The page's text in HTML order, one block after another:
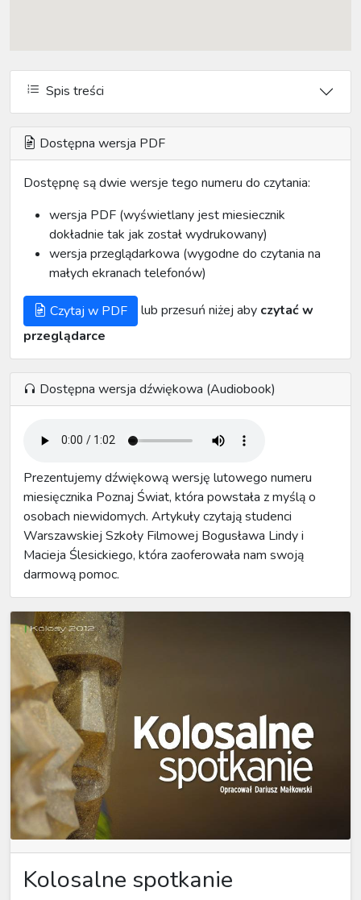
Spis treści
Dostępna wersja PDF
Dostępnę są dwie wersje tego numeru do czytania:
wersja PDF (wyświetlany jest miesiecznik
dokładnie tak jak został wydrukowany)
wersja przeglądarkowa (wygodne do czytania na
małych ekranach telefonów)
Czytaj w PDF lub przesuń niżej aby czytać w
przeglądarce
Dostępna wersja dźwiękowa (Audiobook)
Prezentujemy dźwiękową wersję lutowego numeru
miesięcznika Poznaj Świat, która powstała z myślą o
osobach niewidomych. Artykuły czytają studenci
Warszawskiej Szkoły Filmowej Bogusława Lindy i
Macieja Ślesickiego, która zaoferowała nam swoją
darmową pomoc.
Kolosalne spotkanie